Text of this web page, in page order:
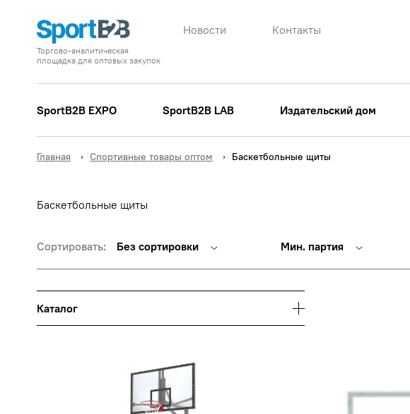
Торгово-аналитическая
площадка для оптовых закупок
Новости Контакты
SportB2B EXPO SportB2B LAB Издательский дом
Главная Спортивные товары оптом Баскетбольные щиты
Баскетбольные щиты
Каталог
Сортировать: Без сортировки Мин. партия